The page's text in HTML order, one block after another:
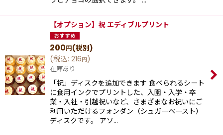
【オプション】祝 エディブルプリント
200円(税別)
(税込: 216円)
在庫あり
「祝」ディスクを追加できます 食べられるシート
に食用インクでプリントした、入園・入学・卒
業・入社・引越祝いなど、さまざまなお祝いにご
利用いただけるフォンダン（シュガーペースト）
ディスクです。 アソ…